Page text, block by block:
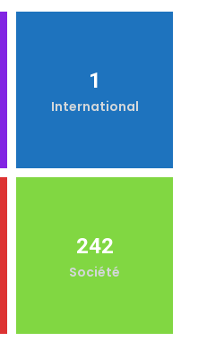
1
International
242
Société